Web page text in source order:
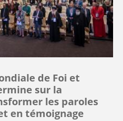
de Foi et
sur la
les paroles
en témoignage